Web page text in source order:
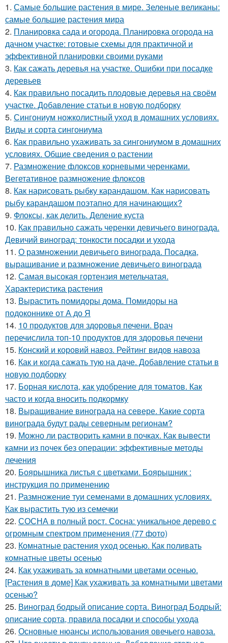
1. Самые большие растения в мире. Зеленые великаны:
самые большие растения мира
2. Планировка сада и огорода. Планировка огорода на
дачном участке: готовые схемы для практичной и
эффективной планировки своими руками
3. Как сажать деревья на участке. Ошибки при посадке
деревьев
4. Как правильно посадить плодовые деревья на своём
участке. Добавление статьи в новую подборку
5. Сингониум ножколистный уход в домашних условиях.
Виды и сорта сингониума
6. Как правильно ухаживать за сингониумом в домашних
условиях. Общие сведения о растении
7. Размножение флоксов корневыми черенками.
Вегетативное размножение флоксов
8. Как нарисовать рыбку карандашом. Как нарисовать
рыбу карандашом поэтапно для начинающих?
9. Флоксы, как делить. Деление куста
10. Как правильно сажать черенки девичьего винограда.
Девичий виноград: тонкости посадки и ухода
11. О размножении девичьего винограда. Посадка,
выращивание и размножение девичьего винограда
12. Самая высокая гортензия метельчатая.
Характеристика растения
13. Вырастить помидоры дома. Помидоры на
подоконнике от А до Я
14. 10 продуктов для здоровья печени. Врач
перечислила топ-10 продуктов для здоровья печени
15. Конский и коровий навоз. Рейтинг видов навоза
16. Как и когда сажать тую на даче. Добавление статьи в
новую подборку
17. Борная кислота, как удобрение для томатов. Как
часто и когда вносить подкормку
18. Выращивание винограда на севере. Какие сорта
винограда будут рады северным регионам?
19. Можно ли растворить камни в почках. Как вывести
камни из почек без операции: эффективные методы
лечения
20. Боярышника листья с цветками. Боярышник :
инструкция по применению
21. Размножение туи семенами в домашних условиях.
Как вырастить тую из семечки
22. СОСНА в полный рост. Сосна: уникальное дерево с
огромным спектром применения (77 фото)
23. Комнатные растения уход осенью. Как поливать
комнатные цветы осенью
24. Как ухаживать за комнатными цветами осенью.
[Растения в доме] Как ухаживать за комнатными цветами
осенью?
25. Виноград бодрый описание сорта. Виноград Бодрый:
описание сорта, правила посадки и способы ухода
26. Основные нюансы использования овечьего навоза.